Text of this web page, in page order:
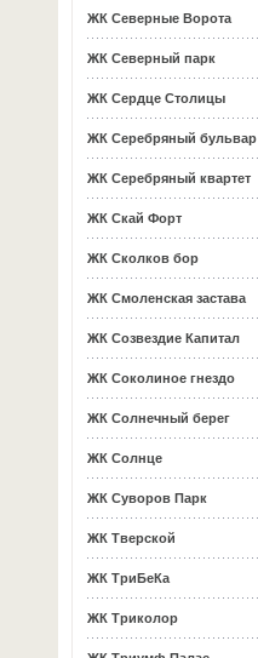
ЖК Северные Ворота
ЖК Северный парк
ЖК Сердце Столицы
ЖК Серебряный бульвар
ЖК Серебряный квартет
ЖК Скай Форт
ЖК Сколков бор
ЖК Смоленская застава
ЖК Созвездие Капитал
ЖК Соколиное гнездо
ЖК Солнечный берег
ЖК Солнце
ЖК Суворов Парк
ЖК Тверской
ЖК ТриБеКа
ЖК Триколор